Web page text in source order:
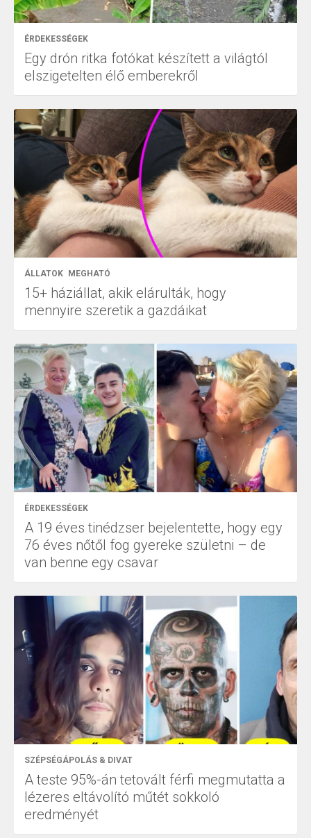
ÉRDEKESSÉGEK
Egy drón ritka fotókat készített a világtól
elszigetelten élő emberekről
ÁLLATOK MEGHATÓ
15+ háziállat, akik elárulták, hogy
mennyire szeretik a gazdáikat
ÉRDEKESSÉGEK
A 19 éves tinédzser bejelentette, hogy egy
76 éves nőtől fog gyereke születni – de
van benne egy csavar
SZÉPSÉGÁPOLÁS & DIVAT
A teste 95%-án tetovált férfi megmutatta a
lézeres eltávolító műtét sokkoló
eredményét